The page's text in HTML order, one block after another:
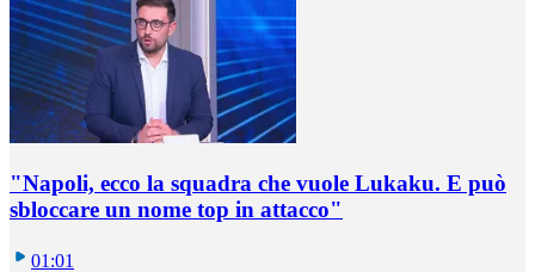
"Napoli, ecco la squadra che vuole Lukaku. E può
sbloccare un nome top in attacco"
01:01